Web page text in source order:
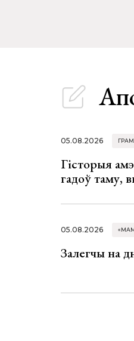
05.08.2026
Гісторыя
гадоў таму,
05.08.2026
Залегчы на